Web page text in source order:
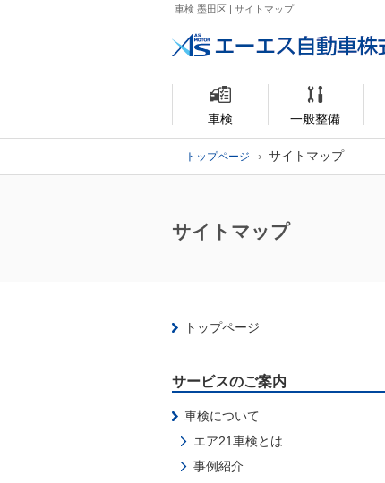
車検 墨田区 | サイトマップ
車検 一般整備
トップページ サイトマップ
サイトマップ
トップページ
サービスのご案内
車検について
エア21車検とは
事例紹介